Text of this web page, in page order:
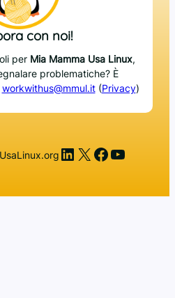
con noi!
per Mia Mamma Usa Linux,
problematiche? È
workwithus@mmul.it(Privacy)
LinkedIn
X Facebook